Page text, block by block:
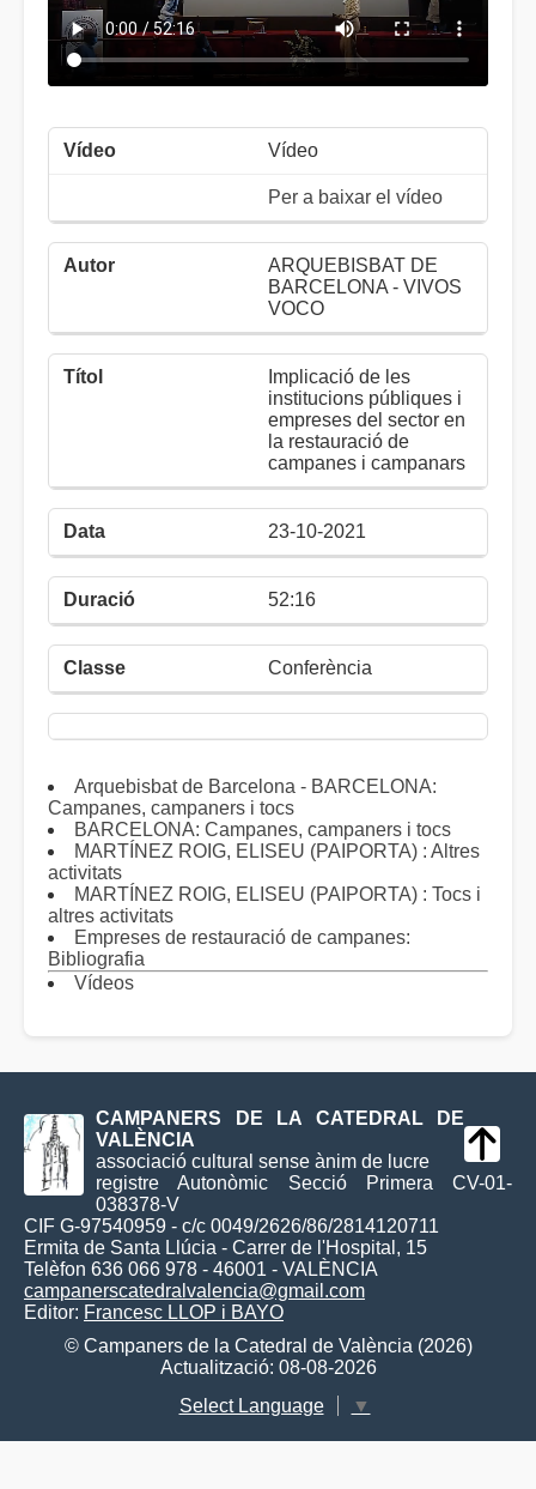
Vídeo
Per a baixar el vídeo
ARQUEBISBAT DE
BARCELONA - VIVOS
VOCO
Implicació de les
institucions públiques i
empreses del sector en
la restauració de
campanes i campanars
23-10-2021
52:16
Conferència
Arquebisbat de Barcelona - BARCELONA:
Campanes, campaners i tocs
BARCELONA: Campanes, campaners i tocs
MARTÍNEZ ROIG, ELISEU (PAIPORTA) : Altres
activitats
MARTÍNEZ ROIG, ELISEU (PAIPORTA) : Tocs i
altres activitats
Empreses de restauració de campanes:
Bibliografia
Vídeos
CAMPANERS DE LA CATEDRAL DE
VALÈNCIA
associació cultural sense ànim de lucre
registre Autonòmic Secció Primera CV-01-
038378-V
CIF G-97540959 - c/c 0049/2626/86/2814120711
Ermita de Santa Llúcia - Carrer de l'Hospital, 15
Telèfon 636 066 978 - 46001 - VALÈNCIA
campanerscatedralvalencia@gmail.com
Editor: Francesc LLOP i BAYO
© Campaners de la Catedral de València (2026)
Actualització: 08-08-2026
Select Language
▼